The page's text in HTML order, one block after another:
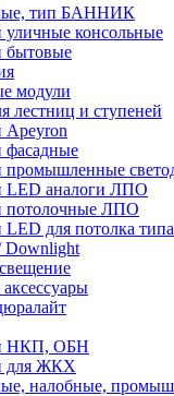
тип БАННИК
уличные консольные
бытовые
модули
лестниц и ступеней
Apeyron
фасадные
промышленные
LED аналоги ЛПО
потолочные ЛПО
для потолка
Downlight
НКП, ОБН
для ЖКХ
налобные,